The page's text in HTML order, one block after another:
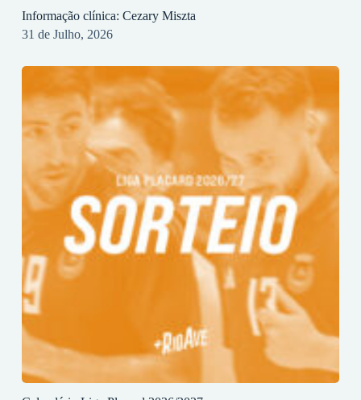
Informação clínica: Cezary Miszta
31 de Julho, 2026